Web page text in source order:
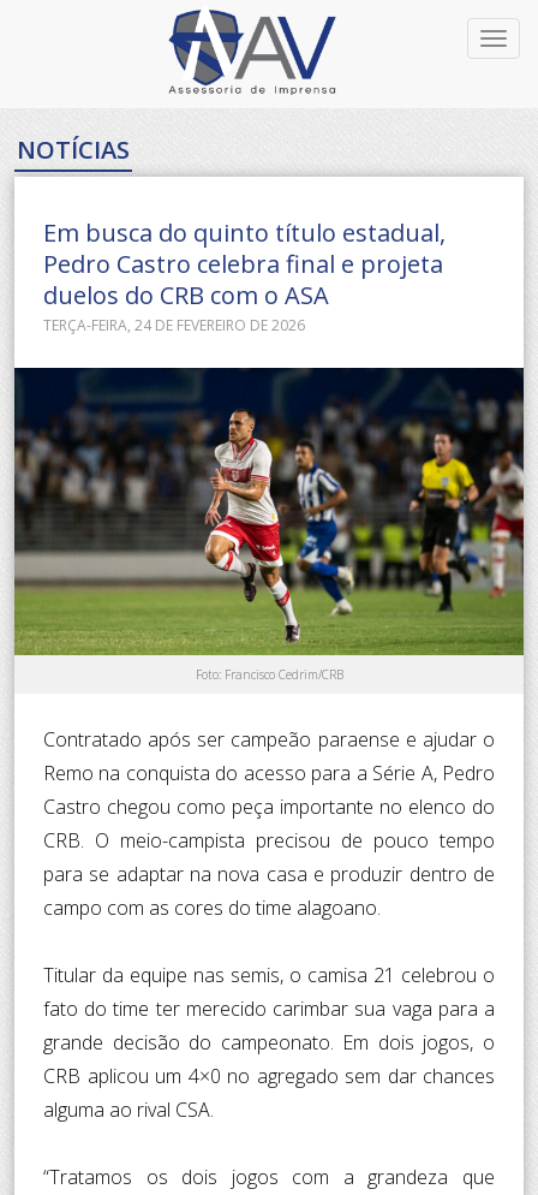
NOTÍCIAS
Em busca do quinto título estadual,
Pedro Castro celebra final e projeta
duelos do CRB com o ASA
TERÇA-FEIRA, 24 DE FEVEREIRO DE 2026
Foto: Francisco Cedrim/CRB
Contratado após ser campeão paraense e ajudar o
Remo na conquista do acesso para a Série A, Pedro
Castro chegou como peça importante no elenco do
CRB. O meio-campista precisou de pouco tempo
para se adaptar na nova casa e produzir dentro de
campo com as cores do time alagoano.
Titular da equipe nas semis, o camisa 21 celebrou o
fato do time ter merecido carimbar sua vaga para a
grande decisão do campeonato. Em dois jogos, o
CRB aplicou um 4×0 no agregado sem dar chances
alguma ao rival CSA.
“Tratamos os dois jogos com a grandeza que